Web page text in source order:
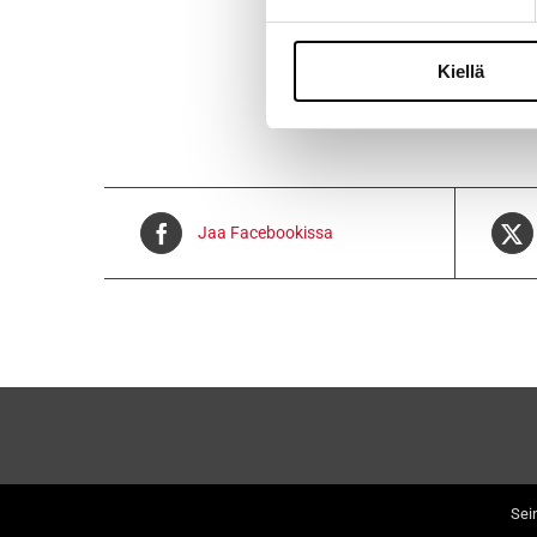
Kiellä
Voidaan
Jaa Facebookissa